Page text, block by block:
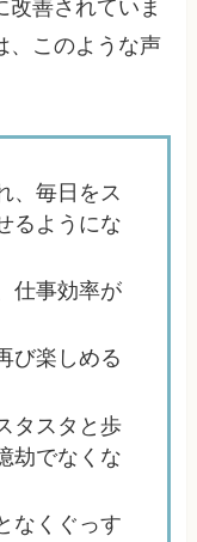
改善されていま
、このような声
、毎日をス
るようにな
仕事効率が
び楽しめる
タスタと歩
劫でなくな
なくぐっす